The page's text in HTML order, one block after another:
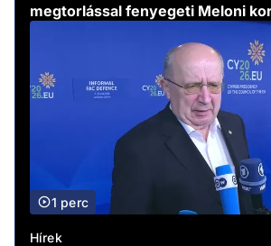
megtorlással fenyegeti Meloni
1 perc
Hírek